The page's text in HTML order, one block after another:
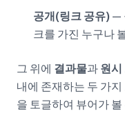
공개(링크 공유)—
크를 가진 누구나
그 위에 결과물과원시
내에 존재하는 두 가
을 토글하여 뷰어가